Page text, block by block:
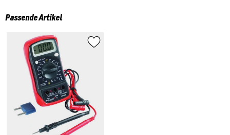
Passende Artikel